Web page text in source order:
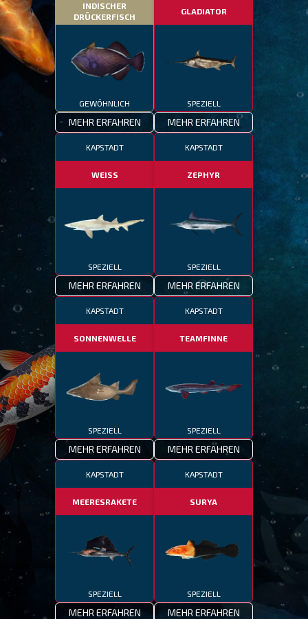
INDISCHER
DRÜCKERFISCH
GEWÖHNLICH
MEHR ERFAHREN
GLADIATOR
SPEZIELL
MEHR ERFAHREN
KAPSTADT
WEISS
SPEZIELL
MEHR ERFAHREN
KAPSTADT
ZEPHYR
SPEZIELL
MEHR ERFAHREN
KAPSTADT
SONNENWELLE
SPEZIELL
MEHR ERFAHREN
KAPSTADT
TEAMFINNE
SPEZIELL
MEHR ERFAHREN
KAPSTADT
MEERESRAKETE
SPEZIELL
MEHR ERFAHREN
KAPSTADT
SURYA
SPEZIELL
MEHR ERFAHREN